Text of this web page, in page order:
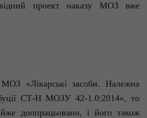
проект наказу МОЗ вже
«Лікарські засоби. Належна
СТ-Н МОЗУ 42-1.0:2014», то
доопрацьовано, і його також